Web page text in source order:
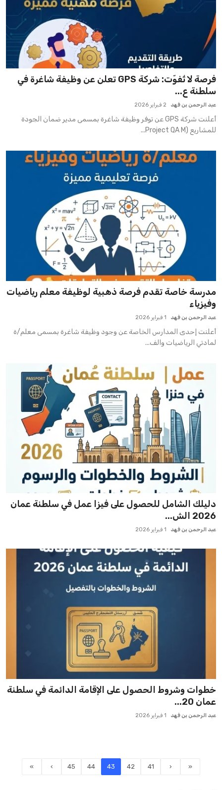
فرصة لا تُفوّت: شركة GPS تعلن عن وظيفة شاغرة في
سلطنة ع...
عبد الرحمن بن فهد 2 فبراير 2026
أعلنت شركة GPS عن توفر وظيفة شاغرة بمسمى مدير ضمان الجودة
للمشاريع (Project QA M...
مدرسة خاصة تقدم فرصة ذهبية لوظيفة معلم رياضيات
وفيزياء
عبد الرحمن بن فهد 1 فبراير 2026
أعلنت إحدى المدارس الخاصة عن وجود وظيفة شاغرة بمسمى معلم/ة
لمادتي الرياضيات والف...
دليلك الشامل للحصول على فيزا عمل في سلطنة عمان
2026 الش...
عبد الرحمن بن فهد 1 فبراير 2026
خطوات وشروط الحصول على الإقامة الدائمة في سلطنة
عمان 20...
عبد الرحمن بن فهد 1 فبراير 2026
«
‹
41
42
43
44
45
›
»